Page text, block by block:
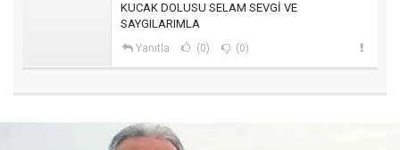
KUCAK DOLUSU SELAM SEVGİ VE
SAYGILARIMLA
Yanıtla (0) (0)